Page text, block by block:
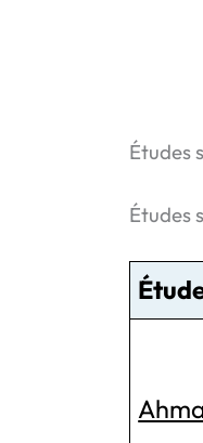
Études
Études